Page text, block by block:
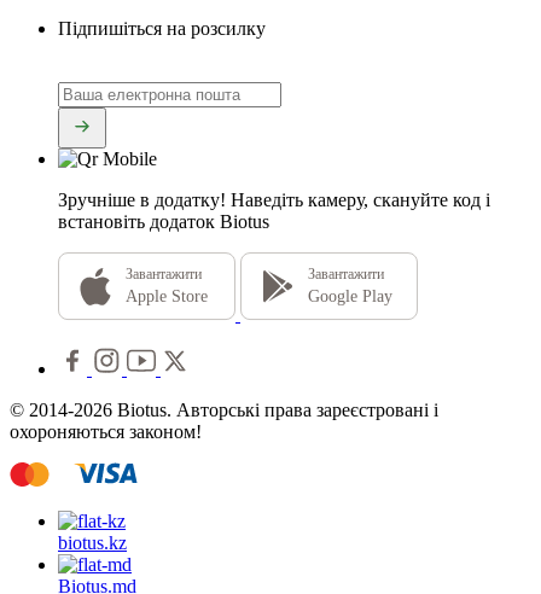
Підпишіться на розсилку
Зручніше в додатку! Наведіть камеру, скануйте код і
встановіть додаток Biotus
Завантажити
Apple Store
Завантажити
Google Play
© 2014-2026 Biotus. Авторські права зареєстровані і
охороняються законом!
biotus.kz
Biotus.md